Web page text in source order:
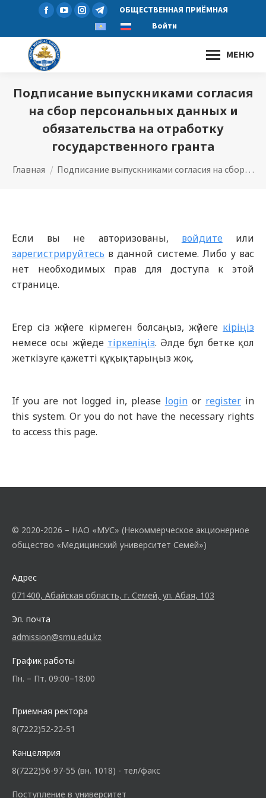
Страница
открывается
в
новом
Страница
YouTube
открывается
Страница
Instagram
открывается
Страница
Telegram
открывается
ОБЩЕСТВЕННАЯ ПРИЁМНАЯ
Войти
МЕНЮ
Подписание выпускниками согласия
на сбор персональных данных и
обязательства на отработку
государственного гранта
Вы здесь:
Главная Подписание выпускниками согласия на сбор…
Если вы не авторизованы, войдитеили
зарегистрируйтесь в данной системе. Либо у вас
нет необходимых прав для доступа к этой
странице.
Егер сіз жүйеге кірмеген болсаңыз, жүйеге кіріңіз
немесе осы жүйеде тіркеліңіз. Әлде бұл бетке қол
жеткізуге қажетті құқықтарыңыз жоқ.
If you are not logged in, please loginor registerin
this system. Or you do not have the necessary rights
to access this page.
© 2020-2026 – НАО «МУС» (Некоммерческое акционерное
общество «Медицинский университет Семей»)
Адрес
071400, Абайская область, г. Семей, ул. Абая, 103
Эл. почта
admission@smu.edu.kz
График работы
Пн. – Пт. 09:00–18:00
Приемная ректора
8(7222)52-22-51
Канцелярия
8(7222)56-97-55 (вн. 1018) - тел/факс
Поступление в университет